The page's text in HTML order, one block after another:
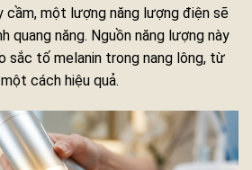
cầm, một lượng năng lượng điện sẽ
quang năng. Nguồn năng lượng này
sắc tố melanin trong nang lông, từ
cách hiệu quả.